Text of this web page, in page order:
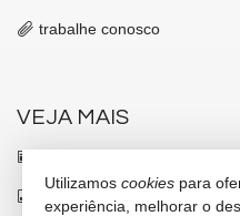
trabalhe conosco
VEJA MAIS
indicadores financeiros
Utilizamos cookies para
experiência, melhorar o